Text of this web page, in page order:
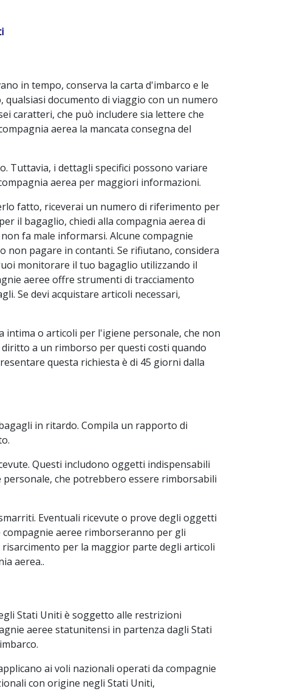
in tempo, conserva la carta d'imbarco e le
documento di viaggio con un numero
caratteri, che può includere sia lettere che
aerea la mancata consegna del
Tuttavia, i dettagli specifici possono variare
aerea per maggiori informazioni.
fatto, riceverai un numero di riferimento per
il bagaglio, chiedi alla compagnia aerea di
fa male informarsi. Alcune compagnie
pagare in contanti. Se rifiutano, considera
monitorare il tuo bagaglio utilizzando il
aeree offre strumenti di tracciamento
Se devi acquistare articoli necessari,
intima o articoli per l'igiene personale, che non
a un rimborso per questi costi quando
questa richiesta è di 45 giorni dalla
in ritardo. Compila un rapporto di
Questi includono oggetti indispensabili
che potrebbero essere rimborsabili
Eventuali ricevute o prove degli oggetti
aeree rimborseranno per gli
per la maggior parte degli articoli
aerea..
Stati Uniti è soggetto alle restrizioni
aeree statunitensi in partenza dagli Stati
ai voli nazionali operati da compagnie
con origine negli Stati Uniti,